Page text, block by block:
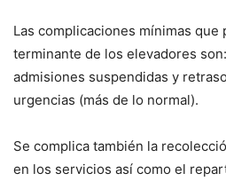
Las complicaciones mínimas que
terminante de los elevadores
admisiones suspendidas y
urgencias (más de lo normal).
Se complica también la
en los servicios así como el